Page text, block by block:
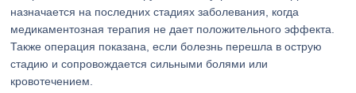
назначается на последних стадиях заболевания, когда
медикаментозная терапия не дает положительного эффекта.
Также операция показана, если болезнь перешла в острую
стадию и сопровождается сильными болями или
кровотечением.